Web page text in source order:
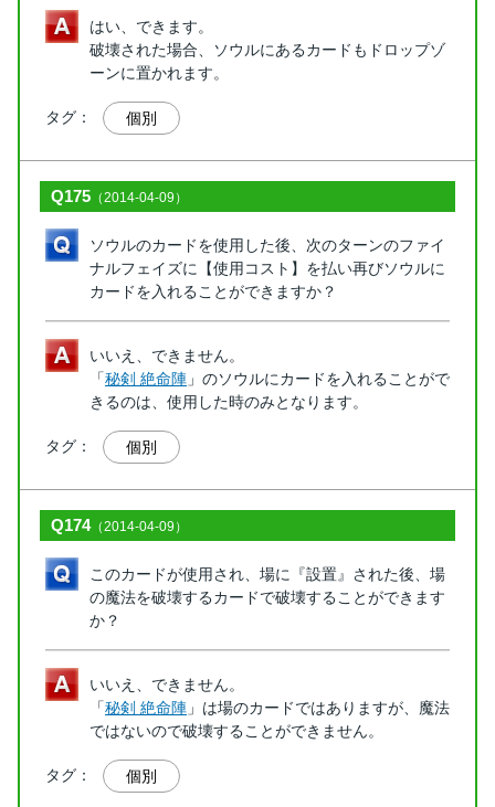
はい、できます。
破壊された場合、ソウルにあるカードもドロップゾ
ーンに置かれます。
タグ： 個別
Q175 （2014-04-09）
ソウルのカードを使用した後、次のターンのファイ
ナルフェイズに【使用コスト】を払い再びソウルに
カードを入れることができますか？
いいえ、できません。
「秘剣 絶命陣 」のソウルにカードを入れることがで
きるのは、使用した時のみとなります。
タグ： 個別
Q174（2014-04-09）
このカードが使用され、場に『設置』された後、場
の魔法を破壊するカードで破壊することができます
か？
いいえ、できません。
「秘剣 絶命陣 」は場のカードではありますが、魔法
ではないので破壊することができません。
タグ： 個別